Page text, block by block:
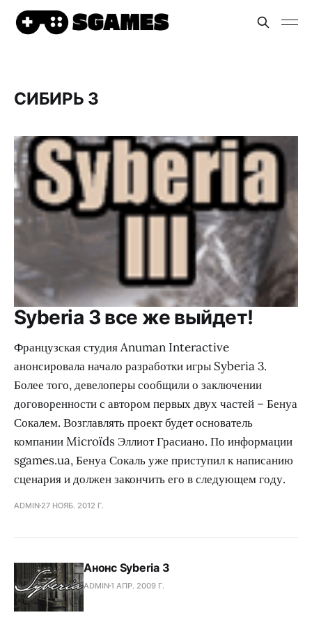
СИБИРЬ 3
Syberia 3 все же выйдет!
Французская студия Anuman Interactive
анонсировала начало разработки игры Syberia 3.
Более того, девелоперы сообщили о заключении
договоренности с автором первых двух частей – Бенуа
Сокалем. Возглавлять проект будет основатель
компании Microïds Эллиот Грасиано. По информации
sgames.ua, Бенуа Сокаль уже приступил к написанию
сценария и должен закончить его в следующем году.
ADMIN 27 НОЯБ. 2012 Г.
Анонс Syberia 3
ADMIN1 АПР. 2009 Г.